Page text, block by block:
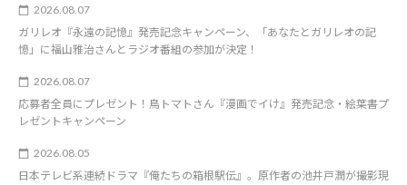
2026.08.07
ガリレオ『永遠の記憶』発売記念キャンペーン、「あなたとガリレオの記
憶」に福山雅治さんとラジオ番組の参加が決定！
2026.08.07
応募者全員にプレゼント！鳥トマトさん『漫画でイけ』発売記念・絵葉書プ
レゼントキャンペーン
2026.08.05
日本テレビ系連続ドラマ『俺たちの箱根駅伝』。原作者の池井戸潤が撮影現